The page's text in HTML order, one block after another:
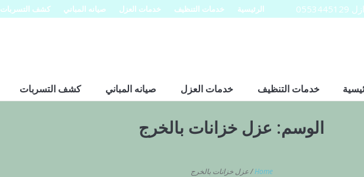
الرئيسية خدمات التنظيف خدمات العزل صيانه المباني كشف التسربات
خدمات التنظيف خدمات العزل صيانه المباني كشف التسربات
الوسم: عزل خزانات بالخرج
Home
/عزل خزانات بالخرج